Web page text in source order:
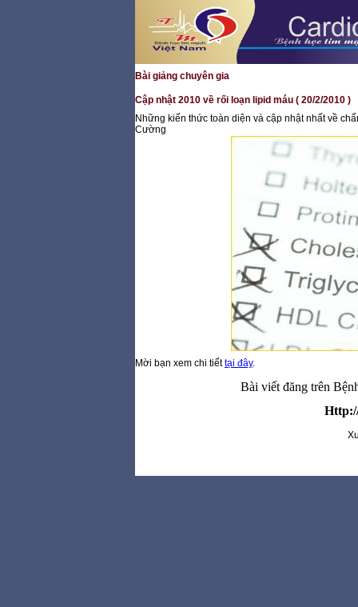
Bài giảng chuyên gia
Cập nhật 2010 về rối loạn lipid máu ( 20/2/2010 )
Những kiến thức toàn diện và cập nhật nhất về
Cường
Mời bạn xem chi tiếttại đây.
Bài viết đăng trên